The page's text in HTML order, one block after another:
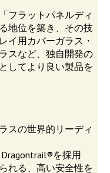
フラットパネルディ
地位を築き、その技
イ用カバーガラス・
スなど、独自開発の
してより良い製品を
スの世界的リーディ
を採用
れる、高い安全性を